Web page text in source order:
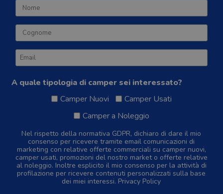
A quale tipologia di camper sei interessato?
Camper Nuovi
Camper Usati
Camper a Noleggio
Nel rispetto della normativa GDPR, dichiaro di dare il mio
consenso per ricevere tramite email comunicazioni di
marketing con relative offerte commerciali su camper nuovi,
camper usati, promozioni del nostro market o offerte relative
al noleggio. Inoltre esplicito il mio consenso per la attività di
profilazione per ricevere contenuti personalizzati sulla base
dei miei interessi. Privacy Policy